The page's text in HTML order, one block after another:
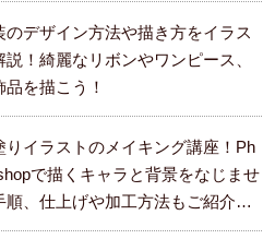
のデザイン方法や描き方をイラス
説！綺麗なリボンやワンピース、
品を描こう！
りイラストのメイキング講座！Ph
で描くキャラと背景をなじませ
順、仕上げや加工方法もご紹介し
。